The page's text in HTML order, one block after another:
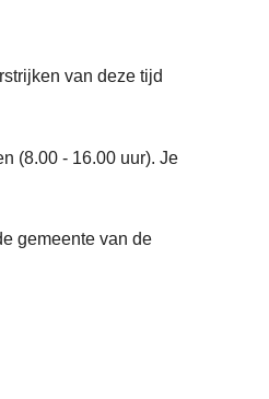
van deze tijd
(8.00 - 16.00 uur). Je
gemeente van de